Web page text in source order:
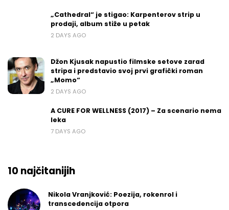
„Cathedral“ je stigao: Karpenterov strip u
prodaji, album stiže u petak
2 DAYS AGO
Džon Kjusak napustio filmske setove zarad
stripa i predstavio svoj prvi grafički roman
„Momo“
2 DAYS AGO
A CURE FOR WELLNESS (2017) – Za scenario nema
leka
7 DAYS AGO
10 najčitanijih
Nikola Vranjković: Poezija, rokenrol i
transcedencija otpora